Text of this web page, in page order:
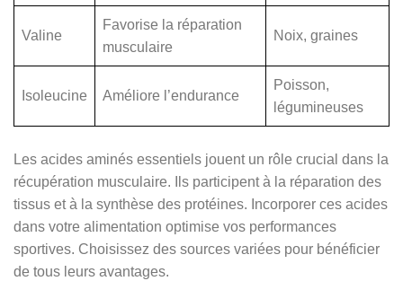
Valine
Favorise la réparation
musculaire
Noix, graines
Isoleucine Améliore l’endurance
Poisson,
légumineuses
Les acides aminés essentiels jouent un rôle crucial dans la
récupération musculaire. Ils participent à la réparation des
tissus et à la synthèse des protéines. Incorporer ces acides
dans votre alimentation optimise vos performances
sportives. Choisissez des sources variées pour bénéficier
de tous leurs avantages.